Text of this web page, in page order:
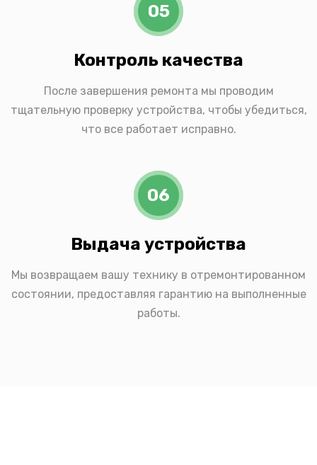
05
Контроль качества
После завершения ремонта мы проводим
тщательную проверку устройства, чтобы убедиться,
что все работает исправно.
06
Выдача устройства
Мы возвращаем вашу технику в отремонтированном
состоянии, предоставляя гарантию на выполненные
работы.